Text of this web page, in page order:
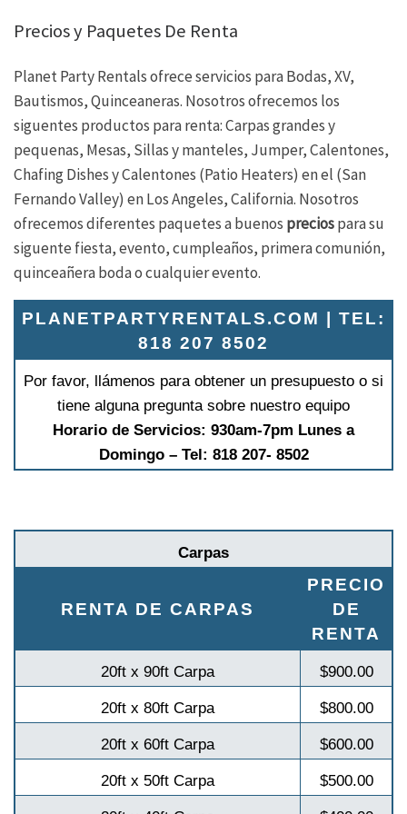
Precios y Paquetes De Renta
Planet Party Rentals ofrece servicios para Bodas, XV,
Bautismos, Quinceaneras. Nosotros ofrecemos los
siguentes productos para renta: Carpas grandes y
pequenas, Mesas, Sillas y manteles, Jumper, Calentones,
Chafing Dishes y Calentones (Patio Heaters) en el (San
Fernando Valley) en Los Angeles, California. Nosotros
ofrecemos diferentes paquetes a buenos preciospara su
siguente fiesta, evento, cumpleaños, primera comunión,
quinceañera boda o cualquier evento.
PLANETPARTYRENTALS.COM | TEL:
818 207 8502
Por favor, llámenos para obtener un presupuesto o si
tiene alguna pregunta sobre nuestro equipo
Horario de Servicios: 930am-7pm Lunes a
Domingo – Tel: 818 207- 8502
Carpas
RENTA DE CARPAS
PRECIO
DE
RENTA
20ft x 90ft Carpa
$900.00
20ft x 80ft Carpa
$800.00
20ft x 60ft Carpa
$600.00
20ft x 50ft Carpa
$500.00